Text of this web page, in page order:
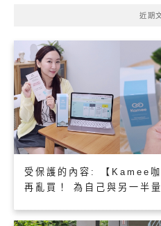
近期
受保護的內容: 【Kamee
再亂買！ 為自己與另一半